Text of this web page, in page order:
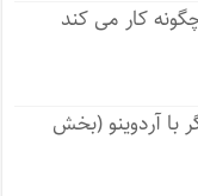
کار می کند
با آردوینو (بخش